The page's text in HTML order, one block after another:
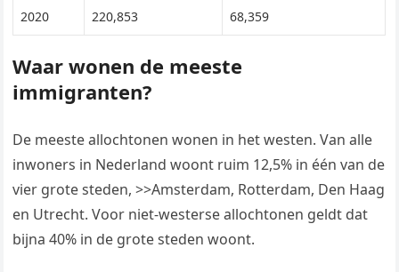
2020 220,853 68,359
Waar wonen de meeste
immigranten?
De meeste allochtonen wonen in het westen. Van alle
inwoners in Nederland woont ruim 12,5% in één van de
vier grote steden, >>Amsterdam, Rotterdam, Den Haag
en Utrecht. Voor niet-westerse allochtonen geldt dat
bijna 40% in de grote steden woont.